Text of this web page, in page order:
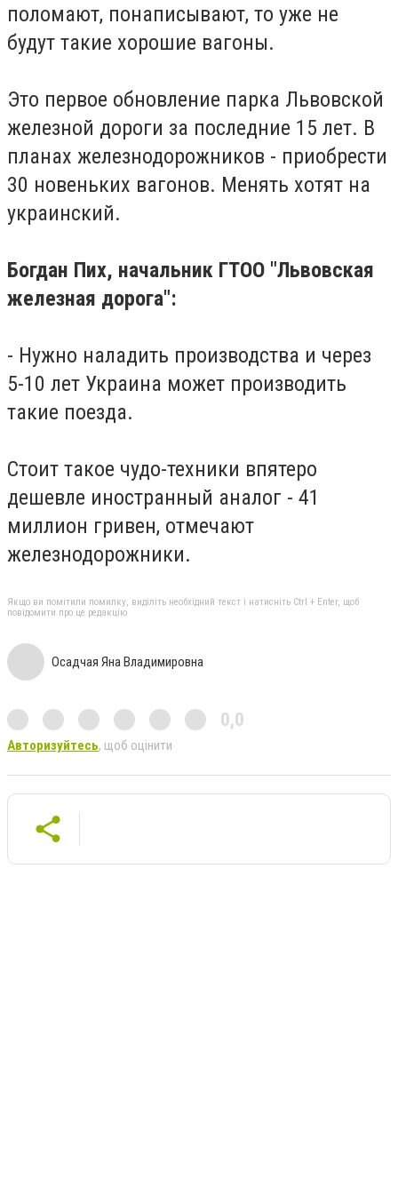
поломают, понаписывают, то уже не
будут такие хорошие вагоны.
Это первое обновление парка Львовской
железной дороги за последние 15 лет. В
планах железнодорожников - приобрести
30 новеньких вагонов. Менять хотят на
украинский.
Богдан Пих, начальник ГТОО "Львовская
железная дорога":
- Нужно наладить производства и через
5-10 лет Украина может производить
такие поезда.
Стоит такое чудо-техники впятеро
дешевле иностранный аналог - 41
миллион гривен, отмечают
железнодорожники.
Якщо ви помітили помилку, виділіть необхідний текст і натисніть Ctrl + Enter, щоб
повідомити про це редакцію
Осадчая Яна Владимировна
0,0
Авторизуйтесь, щоб оцінити